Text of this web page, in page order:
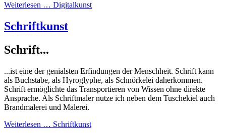
Weiterlesen … Digitalkunst
Schriftkunst
Schrift...
...ist eine der genialsten Erfindungen der Menschheit. Schrift kann
als Buchstabe, als Hyroglyphe, als Schnörkelei daherkommen.
Schrift ermöglichte das Transportieren von Wissen ohne direkte
Ansprache. Als Schriftmaler nutze ich neben dem Tuschekiel auch
Brandmalerei und Malerei.
Weiterlesen … Schriftkunst